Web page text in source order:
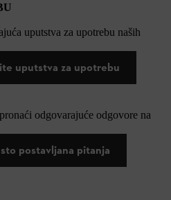
uputstva za upotrebu naših
uputstva za upotrebu
odgovarajuće odgovore na
postavljana pitanja